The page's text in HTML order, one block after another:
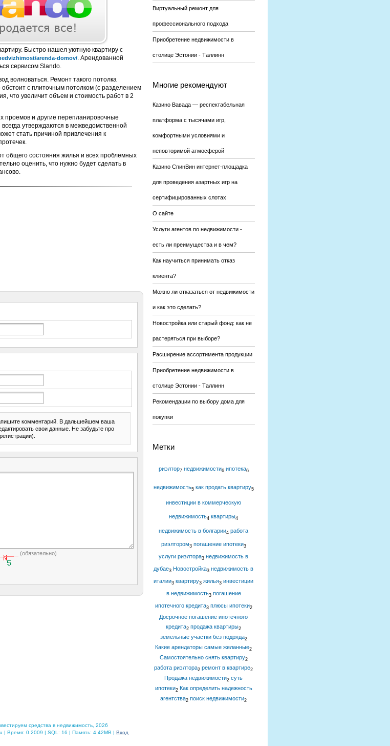
Быстро нашел уютную квартиру с
arenda-domov/. Арендованной
сервисом Slando.
волноваться. Ремонт такого потолка
с плиточным потолком (с разделением
что увеличит объем и стоимость работ в 2
проемов и другие перепланировочные
утверждаются в межведомственной
стать причиной привлечения к
общего состояния жилья и всех проблемных
оценить, что нужно будет сделать в
комментарий. В дальшейшем ваша
свои данные. Не забудьте про
(обязательно)
Виртуальный ремонт для
профессионального подхода
Приобретение недвижимости в
столице Эстонии - Таллинн
Многие рекомендуют
Казино Вавада — респектабельная
платформа с тысячами игр,
комфортными условиями и
неповторимой атмосферой
Казино СпинВин интернет-площадка
для проведения азартных игр на
сертифицированных слотах
О сайте
Услуги агентов по недвижимости -
есть ли преимущества и в чем?
Как научиться принимать отказ
клиента?
Можно ли отказаться от недвижимости
и как это сделать?
Новостройка или старый фонд: как не
растеряться при выборе?
Расширение ассортимента продукции
Приобретение недвижимости в
столице Эстонии - Таллинн
Рекомендации по выбору дома для
покупки
Метки
риэлтор7 недвижимости6 ипотека6
недвижимость5 как продать квартиру5
инвестиции в коммерческую
недвижимость4 квартиры4
недвижимость в болгарии4 работа
риэлтором3 погашение ипотеки3
услуги риэлтора3 недвижимость в
дубае3 Новостройка3 недвижимость в
италии3 квартиру3 жилья3 инвестиции
в недвижимость3 погашение
ипотечного кредита3 плюсы ипотеки2
Досрочное погашение ипотечного
кредита2 продажа квартиры2
земельные участки без подряда2
Какие арендаторы самые желанные2
Самостоятельно снять квартиру2
работа риэлтора2 ремонт в квартире2
Продажа недвижимости2 суть
ипотеки2 Как определить надежность
агентства2 поиск недвижимости2
средства в недвижимость, 2026
| Время: 0.2009 | SQL: 16 | Память: 4.42MB | Вход